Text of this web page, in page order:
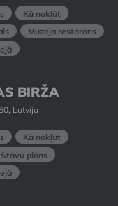
Kā nokļūt
Muzeja restorāns
BIRŽA
Latvija
Kā nokļūt
Stāvu plāns